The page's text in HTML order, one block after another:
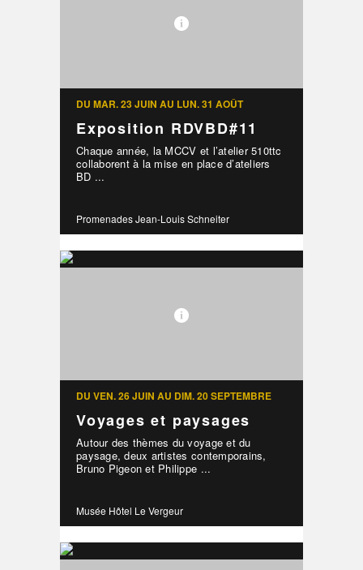
DU MAR. 23 JUIN AU LUN. 31 AOÛT
Exposition RDVBD#11
Chaque année, la MCCV et l’atelier 510ttc
collaborent à la mise en place d’ateliers
BD ...
Promenades Jean-Louis Schneiter
DU VEN. 26 JUIN AU DIM. 20 SEPTEMBRE
Voyages et paysages
Autour des thèmes du voyage et du
paysage, deux artistes contemporains,
Bruno Pigeon et Philippe ...
Musée Hôtel Le Vergeur